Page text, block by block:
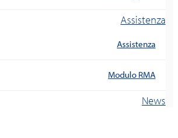
Assistenza
Assistenza
Modulo RMA
News